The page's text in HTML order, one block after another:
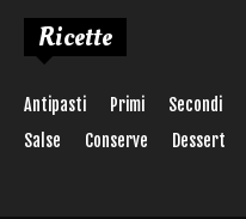
Ricette
Antipasti Primi Secondi
Salse
Conserve Dessert